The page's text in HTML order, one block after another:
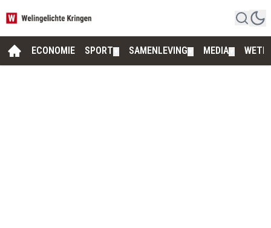
ECONOMIE SPORT SAMENLEVING MEDIA